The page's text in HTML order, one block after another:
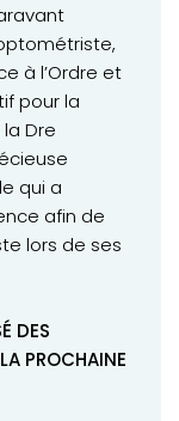
à l’Ordre et
pour la
Dre
qui a
afin de
lors de ses
DES
PROCHAINE